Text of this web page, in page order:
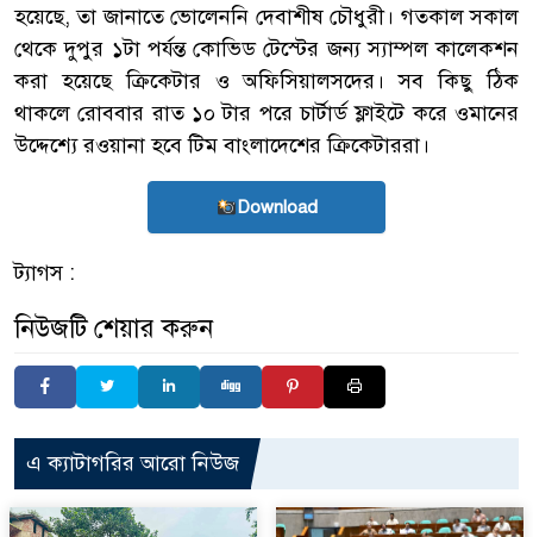
হয়েছে, তা জানাতে ভোলেননি দেবাশীষ চৌধুরী। গতকাল সকাল
থেকে দুপুর ১টা পর্যন্ত কোভিড টেস্টের জন্য স্যাম্পল কালেকশন
করা হয়েছে ক্রিকেটার ও অফিসিয়ালসদের। সব কিছু ঠিক
থাকলে রোববার রাত ১০ টার পরে চার্টার্ড ফ্লাইটে করে ওমানের
উদ্দেশ্যে রওয়ানা হবে টিম বাংলাদেশের ক্রিকেটাররা।
Download
ট্যাগস :
নিউজটি শেয়ার করুন
এ ক্যাটাগরির আরো নিউজ